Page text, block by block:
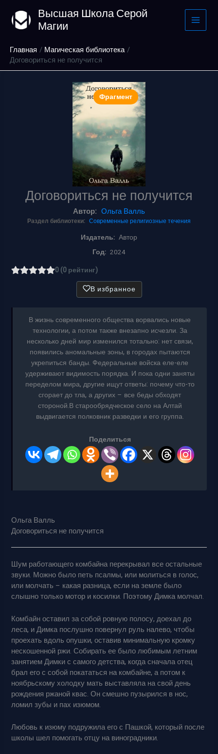
содержимому
Высшая Школа Серой
Магии
Главная
Магическая библиотека
Договориться не получится
Фрагмент
Договориться не получится
Автор: Ольга Валль
Раздел библиотеки: Современные религиозные течения
Издатель: Автор
Год: 2024
0 (0 рейтинг)
В избранное
В жизнь современного общества ворвались новые
технологии, а потом также внезапно исчезли. За
несколько дней мир изменился тотально: нет связи,
появились аномальные зоны, в городах пытаются
укрепиться банды. Федеральные войска еле-еле
удерживают видимость порядка. И пока одни заняты
переделом мира, другие ищут ответы: почему что-то
сгорает до тла, а других – все беды обходят
стороной.В старообрядческое село на Алтай
выдвигается полковник разведки и его группа.
Поделиться
Ольга Валль
Договориться не получится
Шум работающего комбайна перекрывал все остальные
звуки. Можно было петь псалмы, или молиться в голос,
или молчать – какая разница, если на земле было
слышно только мотор и косилки. Поэтому Димка молчал.
Комбайн оставил за собой ровную полосу, доехал до
леса, и Димка послушно повернул руль налево, чтобы
проехать вдоль опушки, оставив минимальную кромку
нескошенной ржи. Собирать ее было любимым летним
занятием Димки с самого детства, когда сначала отец
брал его с собой покататься на комбайне, а потом к
ноябрьскому холодку мать выставляла на свой день
рождения ржаной квас. Он смешно пузырился в нос,
ломил зубы и пах изюмом.
Любовь к изюму подружила его с Пашкой, который после
школы шел помогать отцу на виноградники.